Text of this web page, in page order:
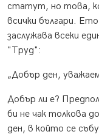
статут, но това,
всички българи.
заслужава всеки
"Труд":
„Добър ден,
Добър ли е?
би не чак толкова
ден, в който се